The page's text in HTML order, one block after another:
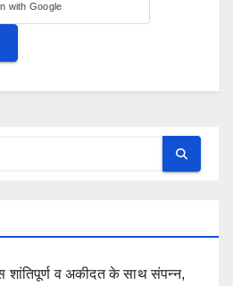
with Google
व अकीदत के साथ संपन्न,